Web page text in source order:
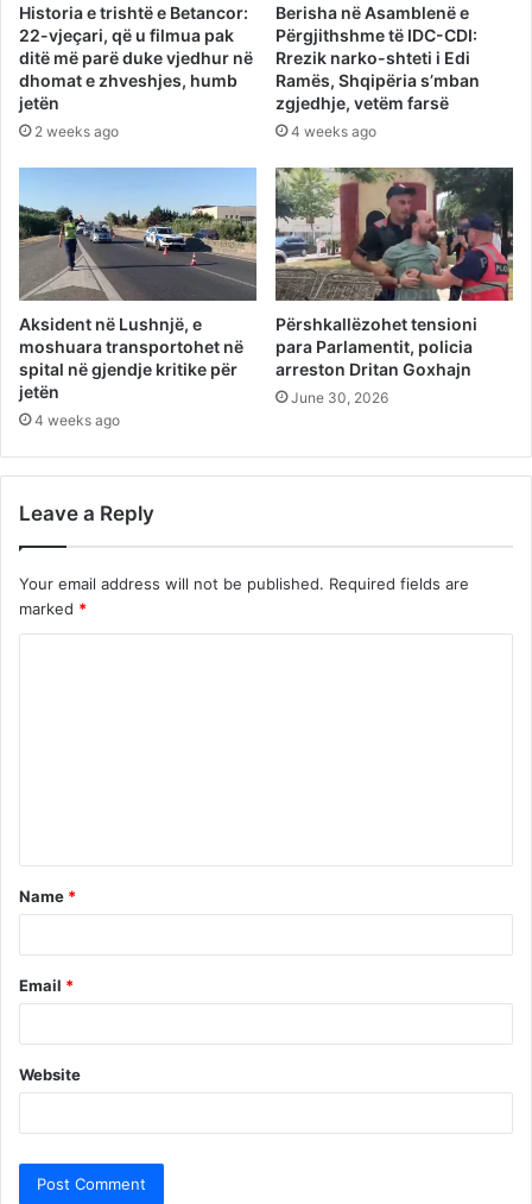
Historia e trishtë e Betancor:
22-vjeçari, që u filmua pak
ditë më parë duke vjedhur në
dhomat e zhveshjes, humb
jetën
2 weeks ago
Berisha në Asamblenë e
Përgjithshme të IDC-CDI:
Rrezik narko-shteti i Edi
Ramës, Shqipëria s’mban
zgjedhje, vetëm farsë
4 weeks ago
Aksident në Lushnjë, e
moshuara transportohet në
spital në gjendje kritike për
jetën
4 weeks ago
Përshkallëzohet tensioni
para Parlamentit, policia
arreston Dritan Goxhajn
June 30, 2026
Leave a Reply
Your email address will not be published. Required fields are
marked *
t
*
Name *
Email *
Website